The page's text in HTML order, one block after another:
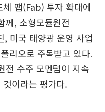
팹(Fab) 투자 확대에
께, 소형모듈원전
, 미국 태양광 운영 사업
리오로 주목받고 있다.
전 수주 모멘텀이 지속
이라는 평가다.